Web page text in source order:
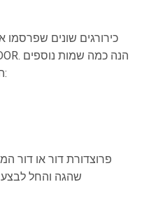
כירורגים שונים
המתארים את אותו או דומה הליך:
פרוצדורת דור או דור
שהגה והחל לבצע